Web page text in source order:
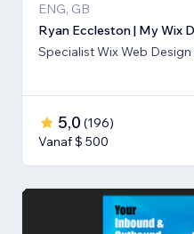
ENG, GB
Ryan Eccleston | My Wix
Specialist Wix Web
5,0 (196)
Vanaf $ 500